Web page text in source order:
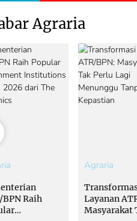
Agraria
BPN Raih
Agraria
Layanan
Masyarakat